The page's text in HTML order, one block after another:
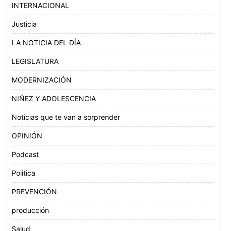
INTERNACIONAL
Justicia
LA NOTICIA DEL DÍA
LEGISLATURA
MODERNIZACIÓN
NIÑEZ Y ADOLESCENCIA
Noticias que te van a sorprender
OPINIÓN
Podcast
Politica
PREVENCIÓN
producción
Salud